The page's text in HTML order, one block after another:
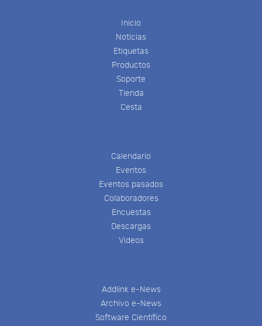
Inicio
Noticias
Etiquetas
Productos
Soporte
Tienda
Cesta
Calendario
Eventos
Eventos pasados
Colaboradores
Encuestas
Descargas
Videos
Addlink e-News
Archivo e-News
Software Científico